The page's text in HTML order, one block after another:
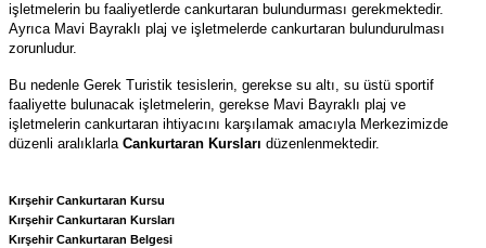
işletmelerin bu faaliyetlerde cankurtaran bulundurması gerekmektedir.
Ayrıca Mavi Bayraklı plaj ve işletmelerde cankurtaran bulundurulması
zorunludur.
Bu nedenle Gerek Turistik tesislerin, gerekse su altı, su üstü sportif
faaliyette bulunacak işletmelerin, gerekse Mavi Bayraklı plaj ve
işletmelerin cankurtaran ihtiyacını karşılamak amacıyla Merkezimizde
düzenli aralıklarla Cankurtaran Kursları düzenlenmektedir.
Kırşehir Cankurtaran Kursu
Kırşehir Cankurtaran Kursları
Kırşehir Cankurtaran Belgesi